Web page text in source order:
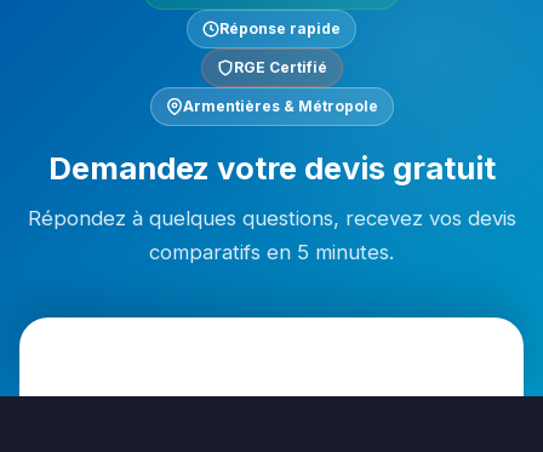
Réponse rapide
RGE Certifié
Armentières & Métropole
Demandez votre devis gratuit
Répondez à quelques questions, recevez vos devis
comparatifs en 5 minutes.